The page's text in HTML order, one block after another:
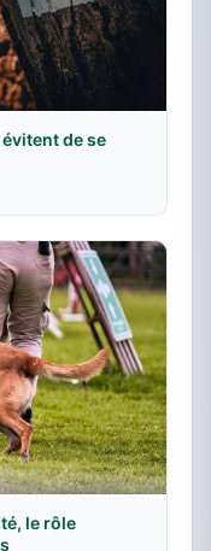
de se
le rôle